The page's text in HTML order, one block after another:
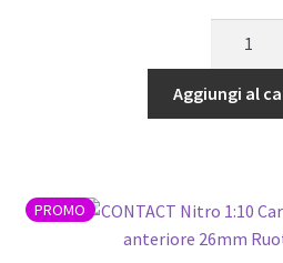
1:10
Carbon-
Aggiungi al
PROMO